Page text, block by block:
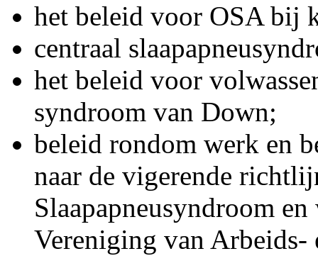
het beleid voor OSA bij
centraal
het beleid voor
syndroom van Down;
beleid rondom werk en
naar de vigerende
Slaapapneusyndroom
Vereniging van Arbeids-